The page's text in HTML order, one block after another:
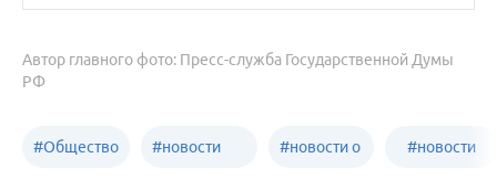
Автор главного фото: Пресс-служба Государственной Думы
РФ
#Общество #новости #новости о #новости